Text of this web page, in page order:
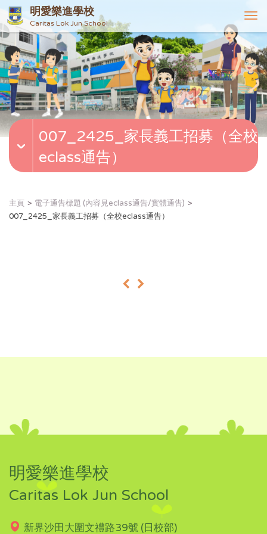
明愛樂進學校
Caritas Lok Jun School
T
o
g
g
l
e
n
v
i
007_2425_家長義工招募（全校
eclass通告）
主頁
電子通告標題 (內容見eclass通告/實體通告)
007_2425_家長義工招募（全校eclass通告）
« »
明愛樂進學校
Caritas Lok Jun School
新界沙田大圍文禮路39號 (日校部)